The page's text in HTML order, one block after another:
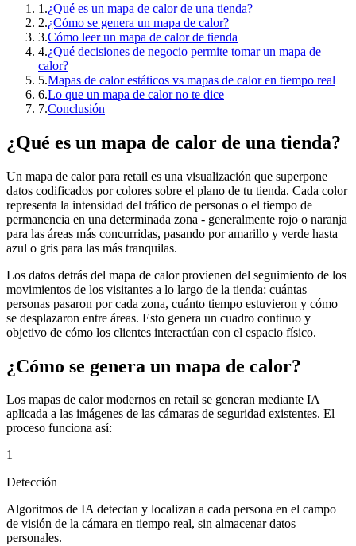
1 .¿Qué es un mapa de calor de una tienda?
2.¿Cómo se genera un mapa de calor?
3.Cómo leer un mapa de calor de tienda
4.¿Qué decisiones de negocio permite tomar un mapa de
calor?
5.Mapas de calor estáticos vs mapas de calor en tiempo real
6.Lo que un mapa de calor no te dice
7.Conclusión
¿Qué es un mapa de calor de una tienda?
Un mapa de calor para retail es una visualización que superpone
datos codificados por colores sobre el plano de tu tienda. Cada color
representa la intensidad del tráfico de personas o el tiempo de
permanencia en una determinada zona - generalmente rojo o naranja
para las áreas más concurridas, pasando por amarillo y verde hasta
azul o gris para las más tranquilas.
Los datos detrás del mapa de calor provienen del seguimiento de los
movimientos de los visitantes a lo largo de la tienda: cuántas
personas pasaron por cada zona, cuánto tiempo estuvieron y cómo
se desplazaron entre áreas. Esto genera un cuadro continuo y
objetivo de cómo los clientes interactúan con el espacio físico.
¿Cómo se genera un mapa de calor?
Los mapas de calor modernos en retail se generan mediante IA
aplicada a las imágenes de las cámaras de seguridad existentes. El
proceso funciona así:
1
Detección
Algoritmos de IA detectan y localizan a cada persona en el campo
de visión de la cámara en tiempo real, sin almacenar datos
personales.